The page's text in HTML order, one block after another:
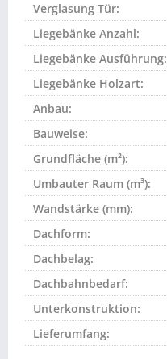
Verglasung Tür:
Liegebänke Anzahl:
Liegebänke Ausführung:
Liegebänke Holzart:
Anbau:
Bauweise:
Grundfläche (m²):
Umbauter Raum (m³):
Wandstärke (mm):
Dachform:
Dachbelag:
Dachbahnbedarf:
Unterkonstruktion:
Lieferumfang: